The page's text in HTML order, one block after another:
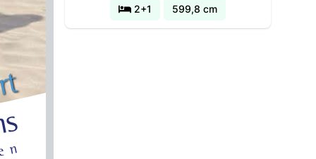
s
n
t
2+1 599,8 cm